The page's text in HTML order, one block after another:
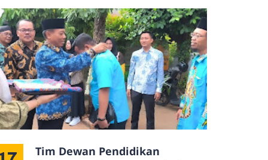
Tim Dewan Pendidikan